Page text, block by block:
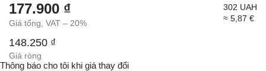
177.900 ₫
Giá tổng, VAT – 20%
302 UAH
≈ 5,87 €
148.250 ₫
Giá ròng
Thông báo cho tôi khi giá thay đổi